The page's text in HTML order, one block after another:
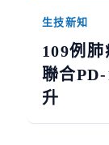
生技新知
109例
聯合
升